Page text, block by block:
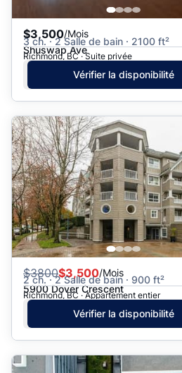
$3,500/Mois
3 ch. · 2 Salle de bain · 2100 ft²
Shuswap Ave
Richmond, BC · Suite privée
Vérifier la disponibilité
$3800$3,500/Mois
2 ch. · 2 Salle de bain · 900 ft²
5900 Dover Crescent
Richmond, BC · Appartement entier
Vérifier la disponibilité